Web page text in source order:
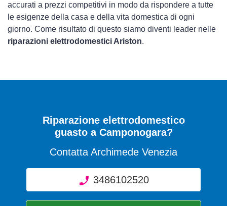
accurati a prezzi competitivi in modo da rispondere a tutte
le esigenze della casa e della vita domestica di ogni
giorno. Come risultato di questo siamo diventi leader nelle
riparazioni elettrodomestici Ariston.
Riparazione elettrodomestico
guasto a Camponogara?
Contatta Archimede Venezia
3486102520